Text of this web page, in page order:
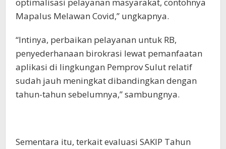
Mapalus Melawan Covid,” ungkapnya.
“Intinya, perbaikan pelayanan untuk RB,
penyederhanaan birokrasi lewat pemanfaatan
aplikasi di lingkungan Pemprov Sulut relatif
sudah jauh meningkat dibandingkan dengan
tahun-tahun sebelumnya,” sambungnya.
Sementara itu, terkait evaluasi SAKIP Tahun